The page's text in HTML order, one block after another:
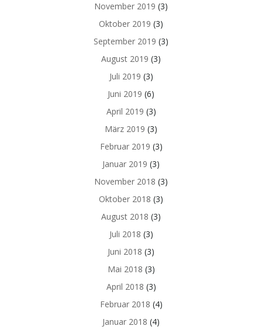
November 2019 (3)
Oktober 2019 (3)
September 2019 (3)
August 2019 (3)
Juli 2019 (3)
Juni 2019 (6)
April 2019 (3)
März 2019 (3)
Februar 2019 (3)
Januar 2019 (3)
November 2018 (3)
Oktober 2018 (3)
August 2018 (3)
Juli 2018 (3)
Juni 2018 (3)
Mai 2018 (3)
April 2018 (3)
Februar 2018 (4)
Januar 2018 (4)